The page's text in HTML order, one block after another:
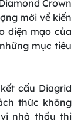
Crown
mới về kiến
diện mạo của
mục tiêu
cấu Diagrid
thức không
nhà thầu thi